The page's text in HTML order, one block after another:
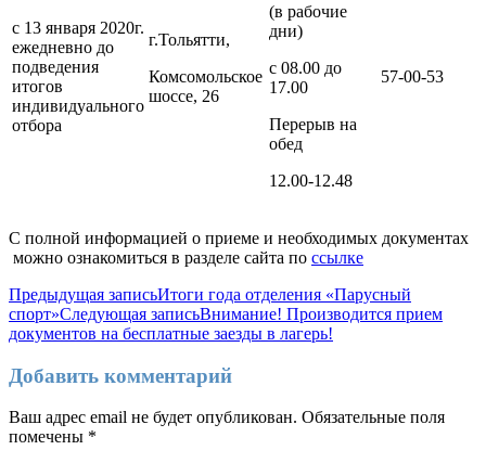
с 13 января 2020г.
ежедневно до
подведения
итогов
индивидуального
отбора
г.Тольятти,
Комсомольское
шоссе, 26
(в рабочие
дни)
с 08.00 до
17.00
Перерыв на
обед
12.00-12.48
57-00-53
С полной информацией о приеме и необходимых документах
можно ознакомиться в разделе сайта по ссылке
Навигация
по
Предыдущая записьИтоги года отделения «Парусный
спорт»Следующая записьВнимание! Производится прием
документов на бесплатные заезды в лагерь!
Добавить комментарий
Ваш адрес email не будет опубликован. Обязательные поля
помечены *